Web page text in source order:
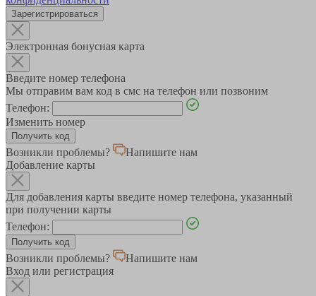
Зарегистрироваться
Электронная бонусная карта
Введите номер телефона
Мы отправим вам код в смс на телефон или позвоним
Телефон:
Изменить номер
Возникли проблемы?
Напишите нам
Добавление карты
Для добавления карты введите номер телефона, указанный
при получении карты
Телефон:
Возникли проблемы?
Напишите нам
Вход или регистрация